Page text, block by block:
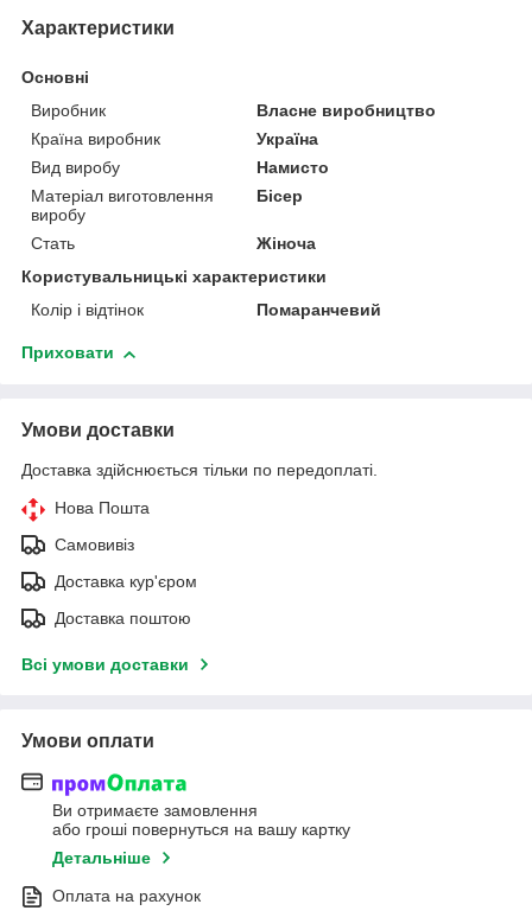
Характеристики
Основні
Виробник
Власне виробництво
Країна виробник
Україна
Вид виробу
Намисто
Матеріал виготовлення
виробу
Бісер
Стать
Жіноча
Користувальницькі характеристики
Колір і відтінок
Помаранчевий
Приховати
Умови доставки
Доставка здійснюється тільки по передоплаті.
Нова Пошта
Самовивіз
Доставка кур'єром
Доставка поштою
Всі умови доставки
Умови оплати
Ви отримаєте замовлення
або гроші повернуться на вашу картку
Детальніше
Оплата на рахунок